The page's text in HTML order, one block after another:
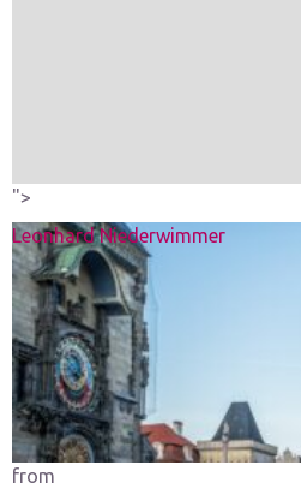
">
Leonhard Niederwimmer
from